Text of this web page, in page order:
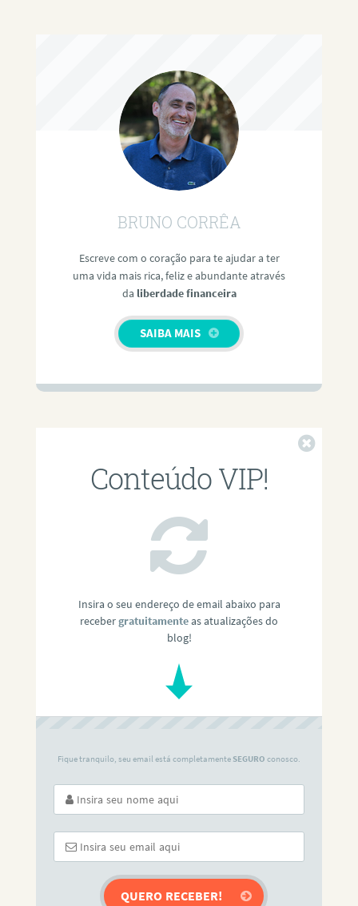
BRUNO CORRÊA
Escreve com o coração para te ajudar a ter
uma vida mais rica, feliz e abundante através
da liberdade financeira
SAIBA MAIS
Conteúdo VIP!
Insira o seu endereço de email abaixo para
recebergratuitamenteas atualizações do
blog!
Fique tranquilo, seu email está completamente SEGURO conosco.